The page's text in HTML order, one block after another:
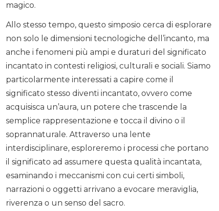
magico.
Allo stesso tempo, questo simposio cerca di esplorare
non solo le dimensioni tecnologiche dell’incanto, ma
anche i fenomeni più ampi e duraturi del significato
incantato in contesti religiosi, culturali e sociali. Siamo
particolarmente interessati a capire come il
significato stesso diventi incantato, ovvero come
acquisisca un’aura, un potere che trascende la
semplice rappresentazione e tocca il divino o il
soprannaturale. Attraverso una lente
interdisciplinare, esploreremo i processi che portano
il significato ad assumere questa qualità incantata,
esaminando i meccanismi con cui certi simboli,
narrazioni o oggetti arrivano a evocare meraviglia,
riverenza o un senso del sacro.